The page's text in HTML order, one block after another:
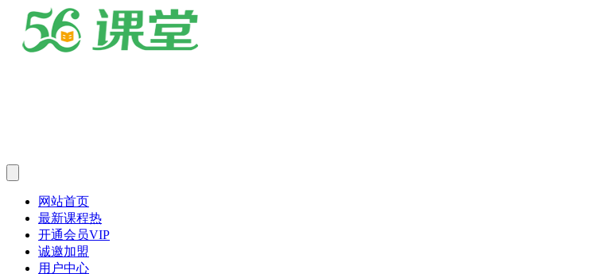
网站首页
最新课程热
开通会员VIP
诚邀加盟
用户中心